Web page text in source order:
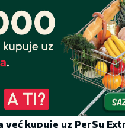
već kupuje uz PerSu